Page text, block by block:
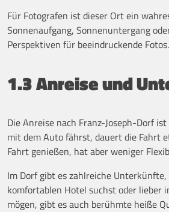
Für Fotografen ist dieser Ort ein
Sonnenaufgang, Sonnenuntergang
Perspektiven für beeindruckende Fotos.
1.3 Anreise und
Die Anreise nach Franz-Joseph-Dorf
mit dem Auto fährst, dauert die Fahrt
Fahrt genießen, hat aber weniger
Im Dorf gibt es zahlreiche
komfortablen Hotel suchst oder lieber
mögen, gibt es auch berühmte heiße